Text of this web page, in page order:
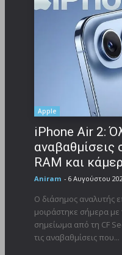
Apple
iPhone Air 2:
αναβαθμίσεις
RAM και
Aniram - 6 Αυγούστου
Ο διάσημος αναλυτής
μοιράστηκε σήμερα με
σημείωμα από τη CF
τις αναβαθμίσεις που...